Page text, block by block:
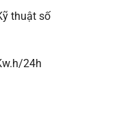
thuật số
24h